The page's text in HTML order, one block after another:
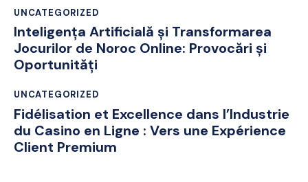
UNCATEGORIZED
Inteligența Artificială și Transformarea
Jocurilor de Noroc Online: Provocări și
Oportunități
UNCATEGORIZED
Fidélisation et Excellence dans l’Industrie
du Casino en Ligne : Vers une Expérience
Client Premium